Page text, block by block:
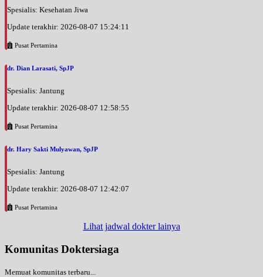
Jam 14:30 - 18:00
Minggu, 23/08/2026
Senin, 24/08/2026
Jam 12:00 - 13:30
EKSEKUTIF
Senin, 24/08/2026
BPJS
Senin, 24/08/2026
Jam 17:00 - 19:00
Jam 19:00 - 21:00
Spesialis: Kesehatan Jiwa
Update terakhir: 2026-08-07 15:24:11
Pusat Pertamina
dr. Dian Larasati, SpJP
Spesialis: Jantung
Update terakhir: 2026-08-07 12:58:55
Pusat Pertamina
dr. Hary Sakti Mulyawan, SpJP
Spesialis: Jantung
Update terakhir: 2026-08-07 12:42:07
Pusat Pertamina
Lihat jadwal dokter lainya
Komunitas Doktersiaga
Memuat komunitas terbaru...